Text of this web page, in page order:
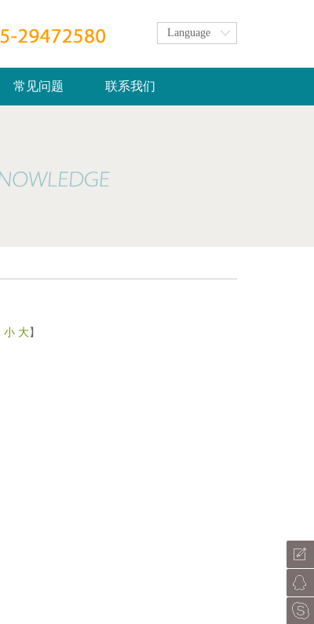
Language
常见问题 联系我们
小 大】